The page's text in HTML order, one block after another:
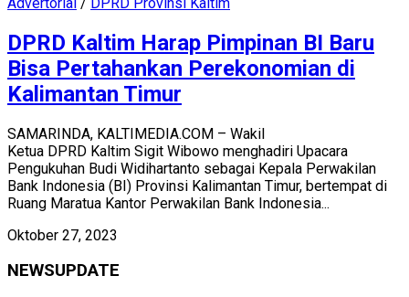
DPRD Kaltim Harap Pimpinan BI Baru
Bisa Pertahankan Perekonomian di
Kalimantan Timur
SAMARINDA, KALTIMEDIA.COM – Wakil
Ketua DPRD Kaltim Sigit Wibowo menghadiri Upacara
Pengukuhan Budi Widihartanto sebagai Kepala Perwakilan
Bank Indonesia (BI) Provinsi Kalimantan Timur, bertempat di
Ruang Maratua Kantor Perwakilan Bank Indonesia...
Oktober 27, 2023
NEWSUPDATE